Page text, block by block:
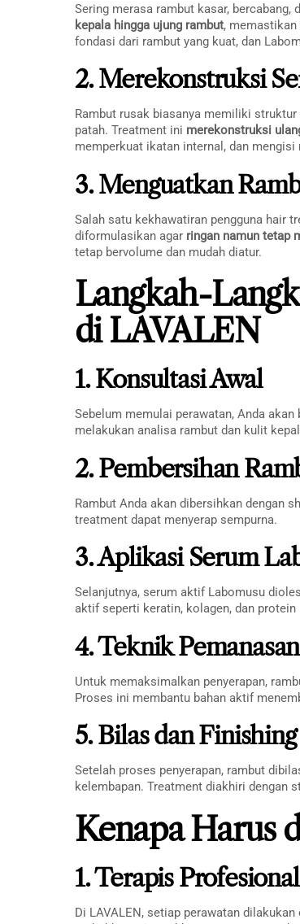
Sering merasa rambut kasar,
kepala hingga ujung rambut,
fondasi dari rambut yang kuat, dan
2. Merekonstruksi
Rambut rusak biasanya memiliki
patah. Treatment ini merekonstruksi
memperkuat ikatan internal, dan
3. Menguatkan
Salah satu kekhawatiran pengguna hair
diformulasikan agar ringan namun tetap
tetap bervolume dan mudah diatur.
Langkah-
di LAVALEN
1. Konsultasi Awal
Sebelum memulai perawatan, Anda
melakukan analisa rambut dan kulit
2. Pembersihan
Rambut Anda akan dibersihkan dengan
treatment dapat menyerap sempurna.
3. Aplikasi Serum
Selanjutnya, serum aktif Labomusu
aktif seperti keratin, kolagen, dan
4. Teknik
Untuk memaksimalkan penyerapan,
Proses ini membantu bahan aktif
5. Bilas dan Finishing
Setelah proses penyerapan, rambut
kelembapan. Treatment diakhiri dengan
Kenapa Harus
1. Terapis Profesional
Di LAVALEN, setiap perawatan